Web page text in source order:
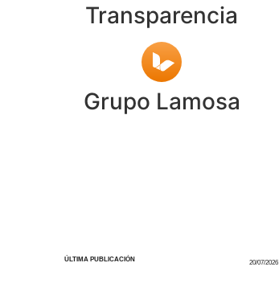
Transparencia
Grupo Lamosa
ÚLTIMA PUBLICACIÓN 20/07/2026